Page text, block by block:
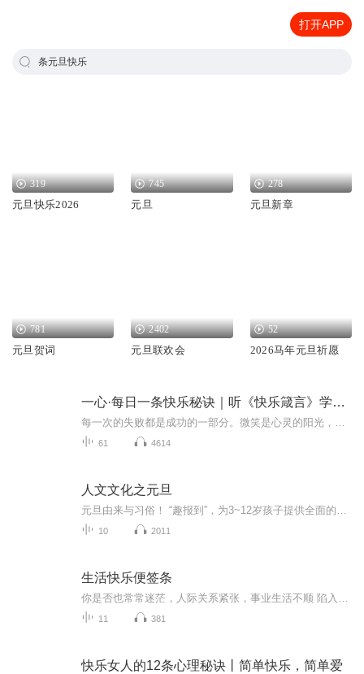
打开APP
条元旦快乐
319
元旦快乐2026
745
元旦
278
元旦新章
781
元旦贺词
2402
元旦联欢会
52
2026马年元旦祈愿
一心·每日一条快乐秘诀｜听《快乐箴言》学快乐法则
61 4614
人文文化之元旦
10 2011
生活快乐便签条
11 381
快乐女人的12条心理秘诀丨简单快乐，简单爱